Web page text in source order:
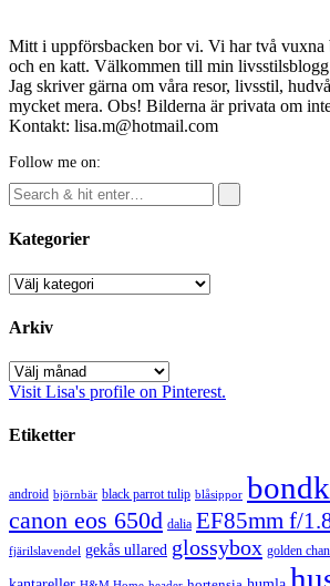
Mitt i uppförsbacken bor vi. Vi har två vuxna
och en katt. Välkommen till min
Jag skriver gärna om våra resor, livsstil,
mycket mera. Obs! Bilderna är privata om
Kontakt: lisa.m@hotmail.com
Follow me on:
Kategorier
Kategorier
Arkiv
Arkiv
Visit Lisa's profile on Pinterest.
Etiketter
android björnbär black parrot tulip blåsippor
canon eos 650d dalia EF85mm f/
fjärilslavendel gekås ullared glossybox golden